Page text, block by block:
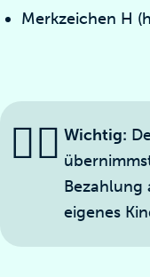
Merkzeichen H
☝🏻 Wichtig:
Bezahlung
eigenes